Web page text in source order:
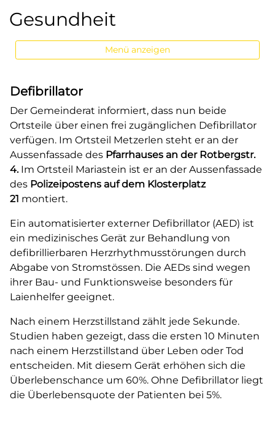
Gesundheit
Menü anzeigen
Defibrillator
Der Gemeinderat informiert, dass nun beide
Ortsteile über einen frei zugänglichen Defibrillator
verfügen. Im Ortsteil Metzerlen steht er an der
Aussenfassade des Pfarrhauses an der Rotbergstr.
4.Im Ortsteil Mariastein ist er an der Aussenfassade
des Polizeipostens auf dem Klosterplatz
21 montiert.
Ein automatisierter externer Defibrillator (AED) ist
ein medizinisches Gerät zur Behandlung von
defibrillierbaren Herzrhythmusstörungen durch
Abgabe von Stromstössen. Die AEDs sind wegen
ihrer Bau- und Funktionsweise besonders für
Laienhelfer geeignet.
Nach einem Herzstillstand zählt jede Sekunde.
Studien haben gezeigt, dass die ersten 10 Minuten
nach einem Herzstillstand über Leben oder Tod
entscheiden. Mit diesem Gerät erhöhen sich die
Überlebenschance um 60%. Ohne Defibrillator liegt
die Überlebensquote der Patienten bei 5%.